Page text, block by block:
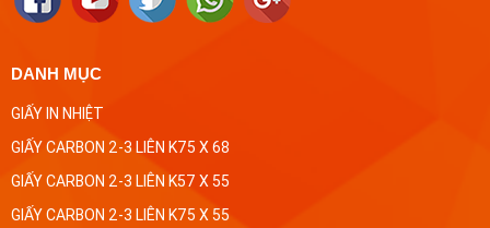
DANH MỤC
GIẤY IN NHIỆT
GIẤY CARBON 2-3 LIÊN K75 X 68
GIẤY CARBON 2-3 LIÊN K57 X 55
GIẤY CARBON 2-3 LIÊN K75 X 55